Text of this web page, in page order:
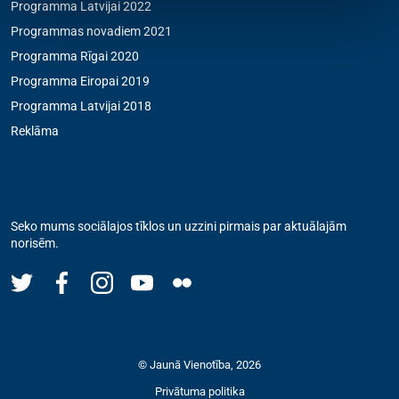
Programma Latvijai 2022
Programmas novadiem 2021
Programma Rīgai 2020
Programma Eiropai 2019
Programma Latvijai 2018
Reklāma
Seko mums sociālajos tīklos un uzzini pirmais par aktuālajām
norisēm.
© Jaunā Vienotība, 2026
Privātuma politika